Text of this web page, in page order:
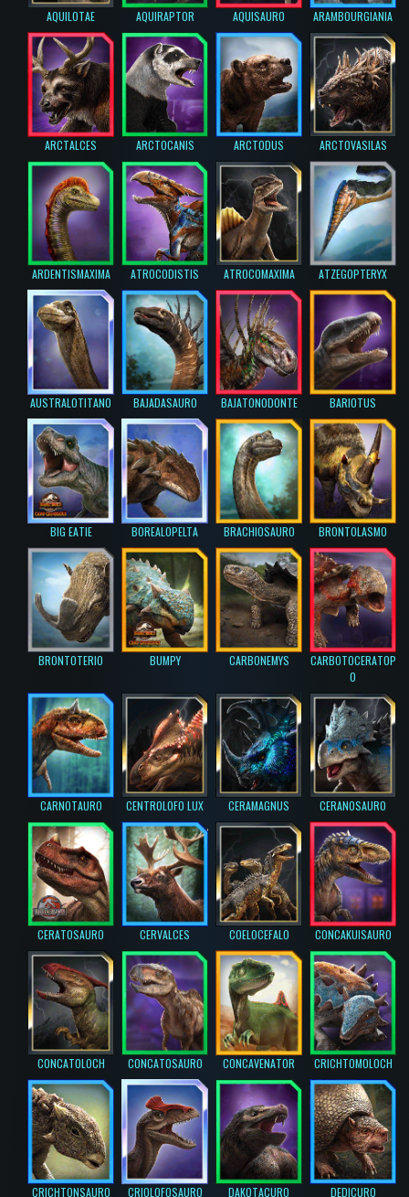
AQUILOTAE AQUIRAPTOR AQUISAURO ARAMBOURGIANIA
ARCTALCES ARCTOCANIS ARCTODUS ARCTOVASILAS
ARDENTISMAXIMA ATROCODISTIS ATROCOMAXIMA ATZEGOPTERYX
AUSTRALOTITANO BAJADASAURO BAJATONODONTE BARIOTUS
BIG EATIE BOREALOPELTA BRACHIOSAURO BRONTOLASMO
BRONTOTERIO BUMPY CARBONEMYS
CARBOTOCERATOP
O
CARNOTAURO CENTROLOFO LUX CERAMAGNUS CERANOSAURO
CERATOSAURO CERVALCES COELOCEFALO CONCAKUISAURO
CONCATOLOCH CONCATOSAURO CONCAVENATOR CRICHTOMOLOCH
CRICHTONSAURO CRIOLOFOSAURO DAKOTACURO DEDICURO